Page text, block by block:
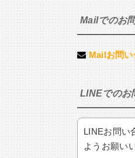
Mailでのお
Mailお問
LINEでのお
LINEお問い
ようお願い